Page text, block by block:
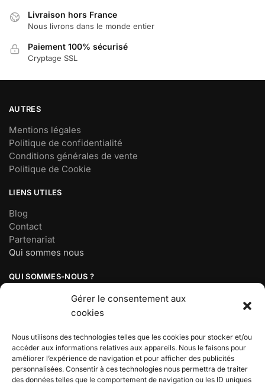
Gérer le consentement aux
cookies
Nous utilisons des technologies telles que les cookies pour stocker et/ou
accéder aux informations relatives aux appareils. Nous le faisons pour
améliorer l’expérience de navigation et pour afficher des publicités
personnalisées. Consentir à ces technologies nous permettra de traiter
des données telles que le comportement de navigation ou les ID uniques
Livraison hors France
Nous livrons dans le monde entier
Paiement 100% sécurisé
Cryptage SSL
AUTRES
Mentions légales
Politique de confidentialité
Conditions générales de vente
Politique de Cookie
LIENS UTILES
Blog
Contact
Partenariat
Qui sommes nous
QUI SOMMES-NOUS ?
Société basée à Paris, France
contact@demonsalyer.fr
Lundi au vendredi : 9h30 – 17h30
BOUTIQUE DEMON SLAYER
Découvrez l’univers de Demon Slayer, votre boutique